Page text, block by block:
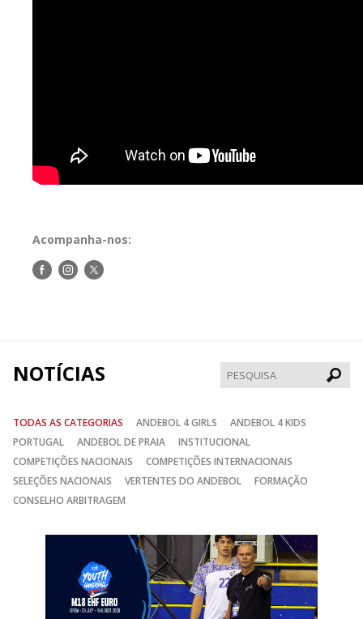
Acompanha-nos:
Siga-Siga-Siga-
NOTÍCIAS
TODAS AS CATEGORIAS ANDEBOL 4 GIRLS
ANDEBOL 4 KIDS
PORTUGAL
ANDEBOL DE PRAIA
INSTITUCIONAL
COMPETIÇÕES NACIONAIS
COMPETIÇÕES INTERNACIONAIS
SELEÇÕES NACIONAIS
VERTENTES DO ANDEBOL
FORMAÇÃO
CONSELHO ARBITRAGEM